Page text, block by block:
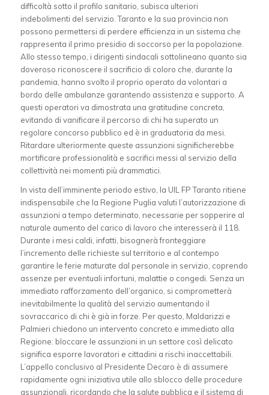
difficoltà sotto il profilo sanitario, subisca ulteriori
indebolimenti del servizio. Taranto e la sua provincia non
possono permettersi di perdere efficienza in un sistema che
rappresenta il primo presidio di soccorso per la popolazione.
Allo stesso tempo, i dirigenti sindacali sottolineano quanto sia
doveroso riconoscere il sacrificio di coloro che, durante la
pandemia, hanno svolto il proprio operato da volontari a
bordo delle ambulanze garantendo assistenza e supporto. A
questi operatori va dimostrata una gratitudine concreta,
evitando di vanificare il percorso di chi ha superato un
regolare concorso pubblico ed è in graduatoria da mesi.
Ritardare ulteriormente queste assunzioni significherebbe
mortificare professionalità e sacrifici messi al servizio della
collettività nei momenti più drammatici.
In vista dell’imminente periodo estivo, la UIL FP Taranto ritiene
indispensabile che la Regione Puglia valuti l’autorizzazione di
assunzioni a tempo determinato, necessarie per sopperire al
naturale aumento del carico di lavoro che interesserà il 118.
Durante i mesi caldi, infatti, bisognerà fronteggiare
l’incremento delle richieste sul territorio e al contempo
garantire le ferie maturate dal personale in servizio, coprendo
assenze per eventuali infortuni, malattie o congedi. Senza un
immediato rafforzamento dell’organico, si comprometterà
inevitabilmente la qualità del servizio aumentando il
sovraccarico di chi è già in forze. Per questo, Maldarizzi e
Palmieri chiedono un intervento concreto e immediato alla
Regione: bloccare le assunzioni in un settore così delicato
significa esporre lavoratori e cittadini a rischi inaccettabili.
L’appello conclusivo al Presidente Decaro è di assumere
rapidamente ogni iniziativa utile allo sblocco delle procedure
assunzionali, ricordando che la salute pubblica e il sistema di